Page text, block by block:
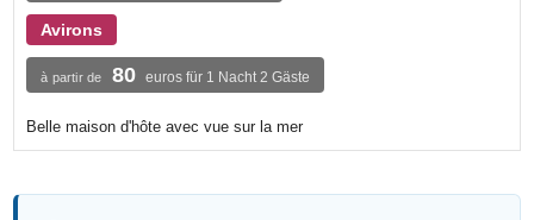
Avirons
à partir de 80 euros für 1 Nacht 2 Gäste
Belle maison d'hôte avec vue sur la mer